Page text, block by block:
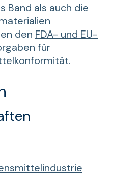
Band als auch die
den FDA- und EU-
für